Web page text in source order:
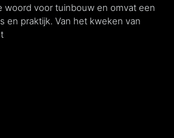
woord voor tuinbouw en omvat een
en praktijk. Van het kweken van